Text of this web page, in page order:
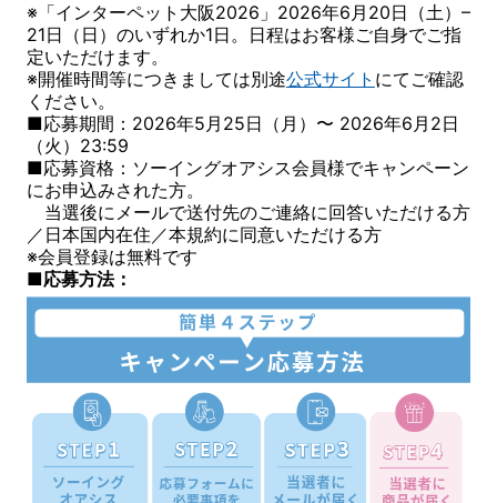
※「インターペット大阪2026」2026年6月20日（土）–
21日（日）のいずれか1日。日程はお客様ご自身でご指
定いただけます。
※開催時間等につきましては別途公式サイト にてご確認
ください。
■応募期間：2026年5月25日（月）〜 2026年6月2日
（火）23:59
■応募資格：ソーイングオアシス会員様でキャンペーン
にお申込みされた方。
当選後にメールで送付先のご連絡に回答いただける方
／日本国内在住／本規約に同意いただける方
※会員登録は無料です
■応募方法：